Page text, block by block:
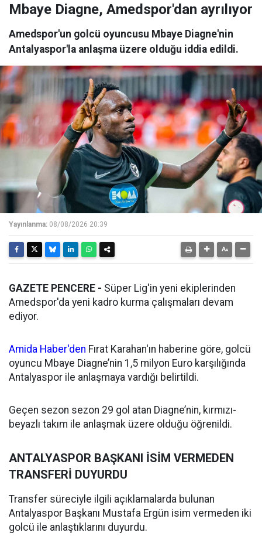
Mbaye Diagne, Amedspor'dan ayrılıyor
Amedspor'un golcü oyuncusu Mbaye Diagne'nin
Antalyaspor'la anlaşma üzere olduğu iddia edildi.
Yayınlanma: 08/08/2026 20:39
GAZETE PENCERE - Süper Lig'in yeni ekiplerinden
Amedspor'da yeni kadro kurma çalışmaları devam
ediyor.
Amida Haber'den Fırat Karahan'ın haberine göre, golcü
oyuncu Mbaye Diagne’nin 1,5 milyon Euro karşılığında
Antalyaspor ile anlaşmaya vardığı belirtildi.
Geçen sezon sezon 29 gol atan Diagne’nin, kırmızı-
beyazlı takım ile anlaşmak üzere olduğu öğrenildi.
ANTALYASPOR BAŞKANI İSİM VERMEDEN
TRANSFERİ DUYURDU
Transfer süreciyle ilgili açıklamalarda bulunan
Antalyaspor Başkanı Mustafa Ergün isim vermeden iki
golcü ile anlaştıklarını duyurdu.